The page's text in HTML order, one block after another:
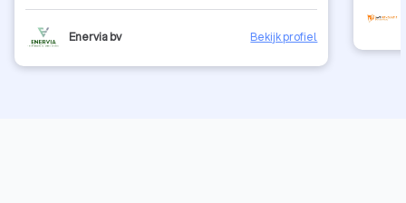
Enervia bv Bekijk profiel